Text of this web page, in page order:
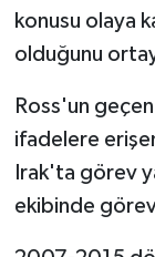
konusu olaya
olduğunu
Ross'un
ifadelere
Irak'ta görev
ekibinde görev